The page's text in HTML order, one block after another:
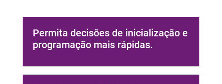
Permita decisões de inicialização e
programação mais rápidas.